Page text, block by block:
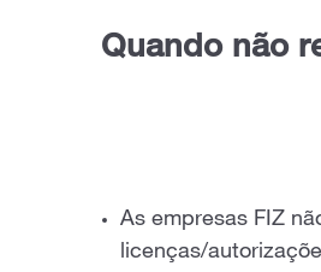
Quando não
As empresas FIZ
licenças/